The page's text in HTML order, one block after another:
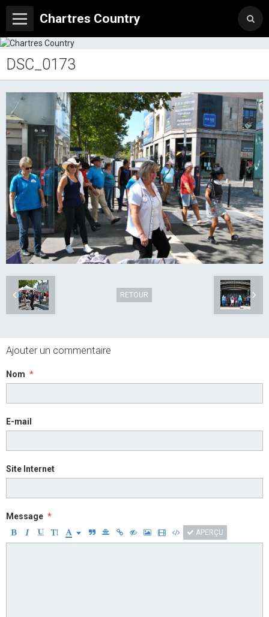
Chartres Country
DSC_0173
RETOUR
Ajouter un commentaire
Nom
E-mail
Site Internet
Message
APERÇU